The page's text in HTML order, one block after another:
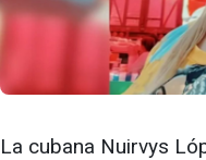
La cubana Nuirvys